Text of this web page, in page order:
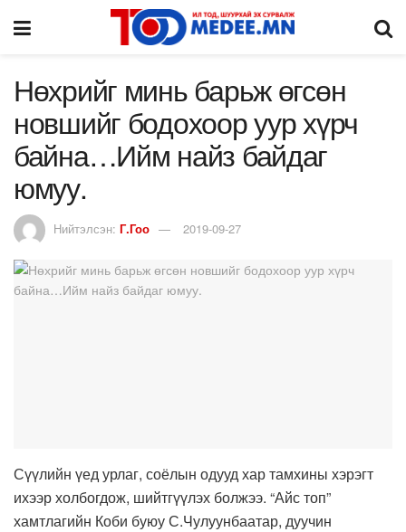
Нөхрийг минь барьж өгсөн
новшийг бодохоор уур хүрч
байна…Ийм найз байдаг
юмуу.
Нийтэлсэн: Г.Гоо 2019-09-27
Сүүлийн үед урлаг, соёлын одууд хар тамхины хэрэгт
ихээр холбогдож, шийтгүүлэх болжээ. “Айс топ”
хамтлагийн Коби буюу С.Чулуунбаатар, дуучин